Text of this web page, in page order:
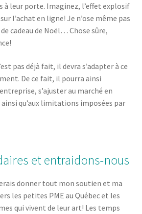
à leur porte. Imaginez, l’effet explosif
l’achat en ligne! Je n’ose même pas
cadeau de Noël… Chose sûre,
pas déjà fait, il devra s’adapter à ce
De ce fait, il pourra ainsi
s’ajuster au marché en
qu’aux limitations imposées par
et entraidons-nous
donner tout mon soutien et ma
les petites PME au Québec et les
qui vivent de leur art! Les temps